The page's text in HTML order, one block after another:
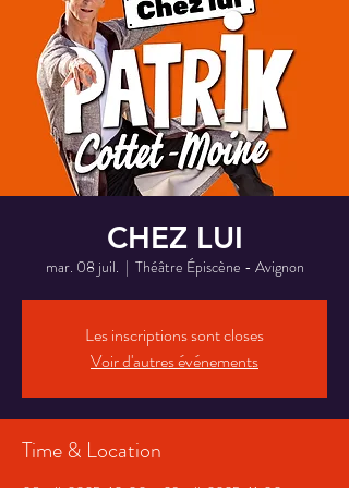
CHEZ LUI
mar. 08 juil.
  |
Théâtre Épiscène - Avignon
Les inscriptions sont closes
Voir d'autres événements
Time & Location